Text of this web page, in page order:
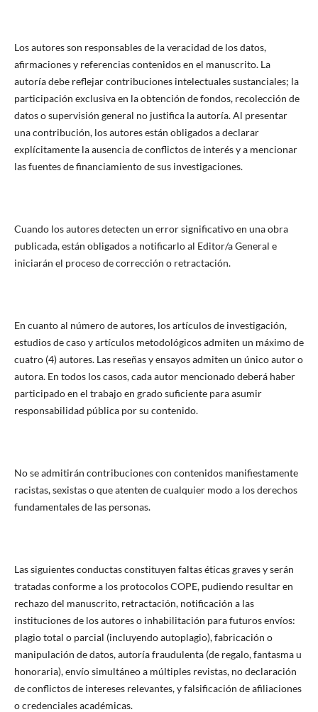
Los autores son responsables de la veracidad de los datos,
afirmaciones y referencias contenidos en el manuscrito. La
autoría debe reflejar contribuciones intelectuales sustanciales; la
participación exclusiva en la obtención de fondos, recolección de
datos o supervisión general no justifica la autoría. Al presentar
una contribución, los autores están obligados a declarar
explícitamente la ausencia de conflictos de interés y a mencionar
las fuentes de financiamiento de sus investigaciones.
Cuando los autores detecten un error significativo en una obra
publicada, están obligados a notificarlo al Editor/a General e
iniciarán el proceso de corrección o retractación.
En cuanto al número de autores, los artículos de investigación,
estudios de caso y artículos metodológicos admiten un máximo de
cuatro (4) autores. Las reseñas y ensayos admiten un único autor o
autora. En todos los casos, cada autor mencionado deberá haber
participado en el trabajo en grado suficiente para asumir
responsabilidad pública por su contenido.
No se admitirán contribuciones con contenidos manifiestamente
racistas, sexistas o que atenten de cualquier modo a los derechos
fundamentales de las personas.
Las siguientes conductas constituyen faltas éticas graves y serán
tratadas conforme a los protocolos COPE, pudiendo resultar en
rechazo del manuscrito, retractación, notificación a las
instituciones de los autores o inhabilitación para futuros envíos:
plagio total o parcial (incluyendo autoplagio), fabricación o
manipulación de datos, autoría fraudulenta (de regalo, fantasma u
honoraria), envío simultáneo a múltiples revistas, no declaración
de conflictos de intereses relevantes, y falsificación de afiliaciones
o credenciales académicas.